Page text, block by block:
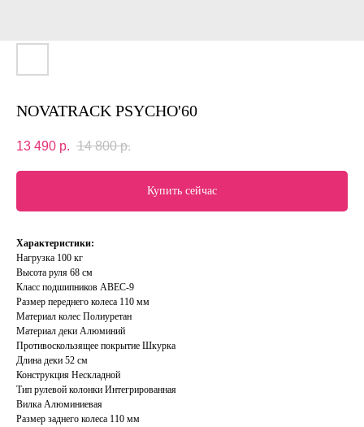
NOVATRACK PSYCHO'60
13 490 р. 14 800 р.
Купить сейчас
Характеристики:
Нагрузка 100 кг
Высота руля 68 см
Класс подшипников ABEC-9
Размер переднего колеса 110 мм
Материал колес Полиуретан
Материал деки Алюминий
Противоскользящее покрытие Шкурка
Длина деки 52 см
Конструкция Нескладной
Тип рулевой колонки Интегрированная
Вилка Алюминиевая
Размер заднего колеса 110 мм